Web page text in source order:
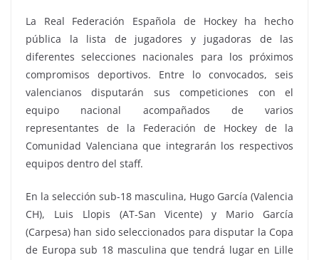
La Real Federación Española de Hockey ha hecho
pública la lista de jugadores y jugadoras de las
diferentes selecciones nacionales para los próximos
compromisos deportivos. Entre lo convocados, seis
valencianos disputarán sus competiciones con el
equipo nacional acompañados de varios
representantes de la Federación de Hockey de la
Comunidad Valenciana que integrarán los respectivos
equipos dentro del staff.
En la selección sub-18 masculina, Hugo García (Valencia
CH), Luis Llopis (AT-San Vicente) y Mario García
(Carpesa) han sido seleccionados para disputar la Copa
de Europa sub 18 masculina que tendrá lugar en Lille